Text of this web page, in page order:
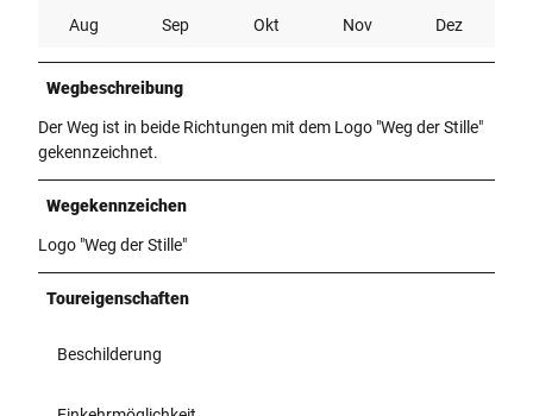
Aug Sep Okt Nov Dez
Wegbeschreibung
Der Weg ist in beide Richtungen mit dem Logo "Weg der Stille"
gekennzeichnet.
Wegekennzeichen
Logo "Weg der Stille"
Toureigenschaften
Beschilderung